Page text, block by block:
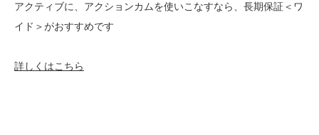
アクティブに、アクションカムを使いこなすなら、長期保証＜ワ
イド＞がおすすめです
詳しくはこちら